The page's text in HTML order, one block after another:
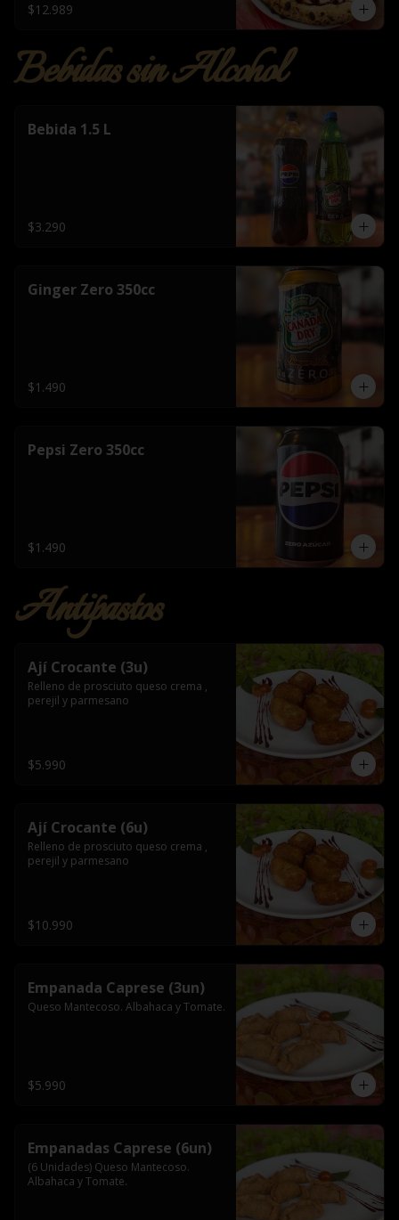
$12.989
Bebidas sin Alcohol
Bebida 1.5 L
$3.290
Ginger Zero 350cc
$1.490
Pepsi Zero 350cc
$1.490
Antipastos
Ají Crocante (3u)
Relleno de prosciuto queso crema ,
perejil y parmesano
$5.990
Ají Crocante (6u)
Relleno de prosciuto queso crema ,
perejil y parmesano
$10.990
Empanada Caprese (3un)
Queso Mantecoso. Albahaca y Tomate.
$5.990
Empanadas Caprese (6un)
(6 Unidades) Queso Mantecoso.
Albahaca y Tomate.